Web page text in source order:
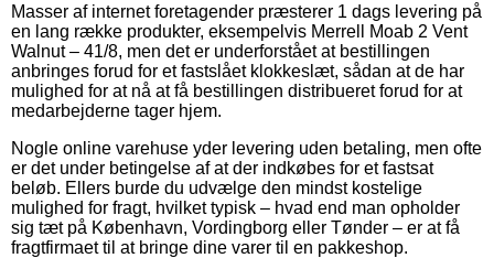
Masser af internet foretagender præsterer 1 dags levering på
en lang række produkter, eksempelvis Merrell Moab 2 Vent
Walnut – 41/8, men det er underforstået at bestillingen
anbringes forud for et fastslået klokkeslæt, sådan at de har
mulighed for at nå at få bestillingen distribueret forud for at
medarbejderne tager hjem.
Nogle online varehuse yder levering uden betaling, men ofte
er det under betingelse af at der indkøbes for et fastsat
beløb. Ellers burde du udvælge den mindst kostelige
mulighed for fragt, hvilket typisk – hvad end man opholder
sig tæt på København, Vordingborg eller Tønder – er at få
fragtfirmaet til at bringe dine varer til en pakkeshop.